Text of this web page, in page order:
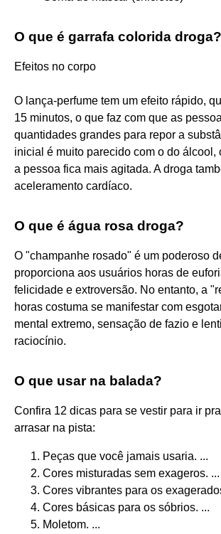
O que é garrafa colorida droga?
Efeitos no corpo
O lança-perfume tem um efeito rápido,
15 minutos, o que faz com que as
quantidades grandes para repor a
inicial é muito parecido com o do álcool,
a pessoa fica mais agitada. A droga
aceleramento cardíaco.
O que é água rosa droga?
O "champanhe rosado" é um poderoso
proporciona aos usuários horas de
felicidade e extroversão. No entanto, a
horas costuma se manifestar com
mental extremo, sensação de fazio e
raciocínio.
O que usar na balada?
Confira 12 dicas para se vestir para ir
arrasar na pista:
Peças que você jamais usaria. ...
Cores misturadas sem exageros. ...
Cores vibrantes para os
Cores básicas para os sóbrios. ...
Moletom. ...